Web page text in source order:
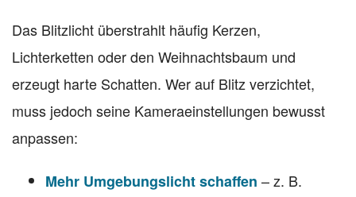
Das Blitzlicht überstrahlt häufig Kerzen,
Lichterketten oder den Weihnachtsbaum und
erzeugt harte Schatten. Wer auf Blitz verzichtet,
muss jedoch seine Kameraeinstellungen bewusst
anpassen:
Mehr Umgebungslicht schaffen – z. B.